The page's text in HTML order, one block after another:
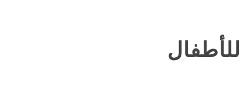
للأطفال